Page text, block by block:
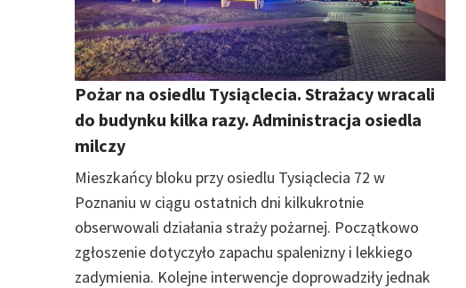
Pożar na osiedlu Tysiąclecia. Strażacy wracali
do budynku kilka razy. Administracja osiedla
milczy
Mieszkańcy bloku przy osiedlu Tysiąclecia 72 w
Poznaniu w ciągu ostatnich dni kilkukrotnie
obserwowali działania straży pożarnej. Początkowo
zgłoszenie dotyczyło zapachu spalenizny i lekkiego
zadymienia. Kolejne interwencje doprowadziły jednak